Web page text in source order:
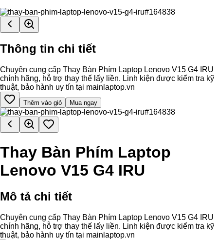
Thông tin chi tiết
Chuyên cung cấp Thay Bàn Phím Laptop Lenovo V15 G4 IRU
chính hãng, hỗ trợ thay thế lấy liền. Linh kiện được kiểm tra kỹ
thuật, bảo hành uy tín tại mainlaptop.vn
Thêm vào giỏ Mua ngay
Thay Bàn Phím Laptop
Lenovo V15 G4 IRU
Mô tả chi tiết
Chuyên cung cấp Thay Bàn Phím Laptop Lenovo V15 G4 IRU
chính hãng, hỗ trợ thay thế lấy liền. Linh kiện được kiểm tra kỹ
thuật, bảo hành uy tín tại mainlaptop.vn